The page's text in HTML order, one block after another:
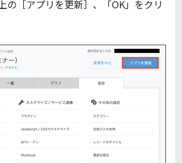
の［アプリを更新］、「OK」をクリ